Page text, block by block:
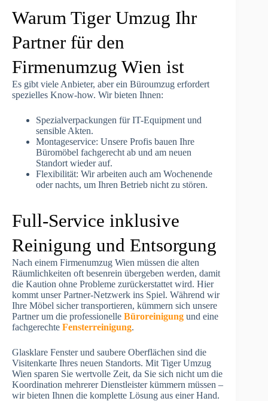
Warum Tiger Umzug Ihr
Partner für den
Firmenumzug Wien ist
Es gibt viele Anbieter, aber ein Büroumzug erfordert
spezielles Know-how. Wir bieten Ihnen:
Spezialverpackungen für IT-Equipment und
sensible Akten.
Montageservice: Unsere Profis bauen Ihre
Büromöbel fachgerecht ab und am neuen
Standort wieder auf.
Flexibilität: Wir arbeiten auch am Wochenende
oder nachts, um Ihren Betrieb nicht zu stören.
Full-Service inklusive
Reinigung und Entsorgung
Nach einem Firmenumzug Wien müssen die alten
Räumlichkeiten oft besenrein übergeben werden, damit
die Kaution ohne Probleme zurückerstattet wird. Hier
kommt unser Partner-Netzwerk ins Spiel. Während wir
Ihre Möbel sicher transportieren, kümmern sich unsere
Partner um die professionelle Büroreinigung und eine
fachgerechte Fensterreinigung.
Glasklare Fenster und saubere Oberflächen sind die
Visitenkarte Ihres neuen Standorts. Mit Tiger Umzug
Wien sparen Sie wertvolle Zeit, da Sie sich nicht um die
Koordination mehrerer Dienstleister kümmern müssen –
wir bieten Ihnen die komplette Lösung aus einer Hand.